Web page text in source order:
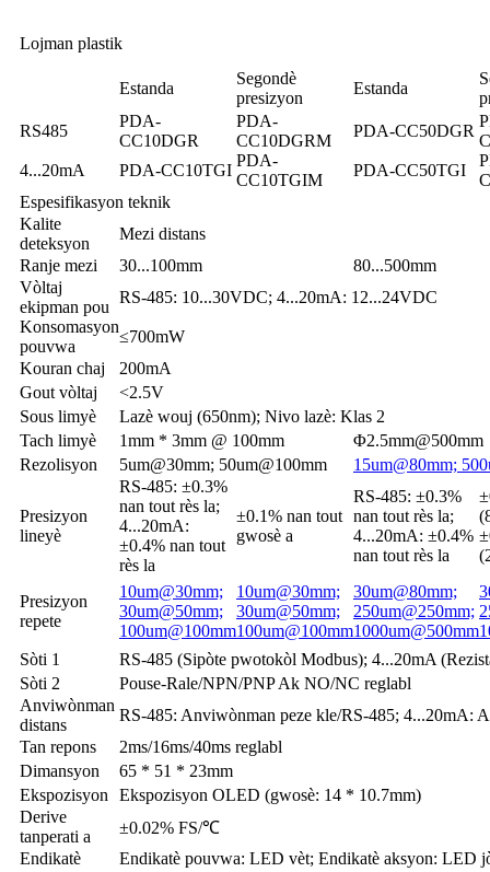
Lojman plastik
Estanda
Segondè
presizyon
Estanda
RS485
PDA-
CC10DGR
PDA-
CC10DGRM
PDA-CC50DGR
4...20mA
PDA-CC10TGI
PDA-
CC10TGIM
PDA-CC50TGI
Espesifikasyon teknik
Kalite
deteksyon
Mezi distans
Ranje mezi
30...100mm
80...500mm
Vòltaj
ekipman pou
RS-485: 10...30VDC; 4...20mA: 12...24VDC
Konsomasyon
pouvwa
≤700mW
Kouran chaj
200mA
Gout vòltaj
<2.5V
Sous limyè
Lazè wouj (650nm); Nivo lazè: Klas 2
Tach limyè
1mm * 3mm @ 100mm
Φ2.5mm@500mm
Rezolisyon
5um@30mm; 50um@100mm 15um@80mm;
Presizyon
lineyè
RS-485: ±0.3%
nan tout rès la;
4...20mA:
±0.4% nan tout
rès la
±0.1% nan tout
gwosè a
RS-485: ±0.3%
nan tout rès la;
4...20mA: ±0.4%
nan tout rès la
Presizyon
repete
10um@30mm;
30um@50mm;
100um@100mm
10um@30mm;
30um@50mm;
100um@100mm
30um@80mm;
250um@250mm;
1000um@500mm
Sòti 1
RS-485 (Sipòte pwotokòl Modbus); 4...20mA
Sòti 2
Pouse-Rale/NPN/PNP Ak NO/NC reglabl
Anviwònman
distans
RS-485: Anviwònman peze kle/RS-485; 4...20mA:
Tan repons
2ms/16ms/40ms reglabl
Dimansyon
65 * 51 * 23mm
Ekspozisyon
Ekspozisyon OLED (gwosè: 14 * 10.7mm)
Derive
tanperati a
±0.02% FS/℃
Endikatè
Endikatè pouvwa: LED vèt; Endikatè aksyon: LED